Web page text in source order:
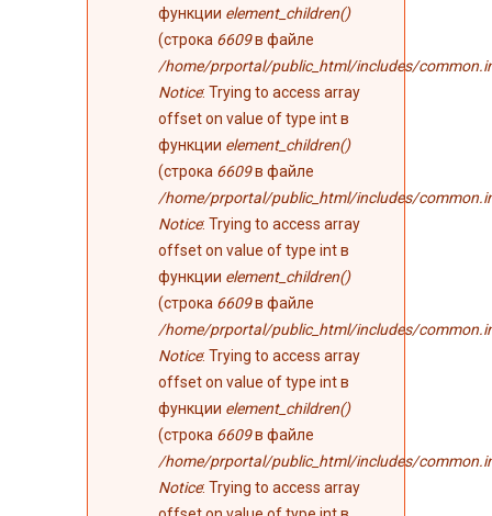
функции element_children()
(строка 6609в файле
/home/prportal/public_html/includes/
Notice: Trying to access array
offset on value of type int в
функции element_children()
(строка 6609в файле
/home/prportal/public_html/includes/
Notice: Trying to access array
offset on value of type int в
функции element_children()
(строка 6609в файле
/home/prportal/public_html/includes/
Notice: Trying to access array
offset on value of type int в
функции element_children()
(строка 6609в файле
/home/prportal/public_html/includes/
Notice: Trying to access array